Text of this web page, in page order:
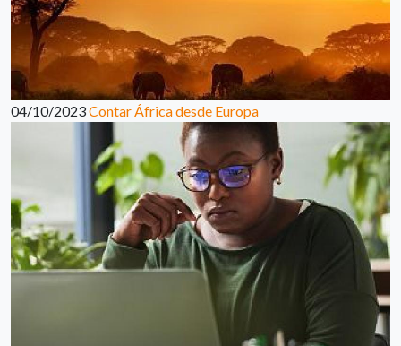
04/10/2023Contar África desde Europa